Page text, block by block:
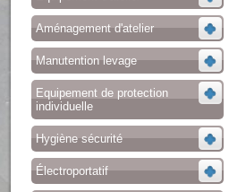
Aménagement d'atelier
Manutention levage
Equipement de protection
individuelle
Hygiène sécurité
Électroportatif